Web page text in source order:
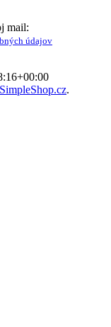
mail:
údajov
SimpleShop.cz.